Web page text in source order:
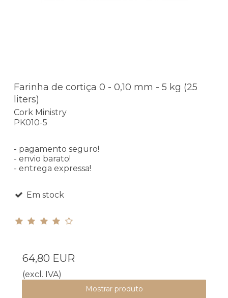
Farinha de cortiça 0 - 0,10 mm - 5 kg (25
liters)
Cork Ministry
PK010-5
- pagamento seguro!
- envio barato!
- entrega expressa!
Em stock
64,80 EUR
(excl. IVA)
Mostrar produto